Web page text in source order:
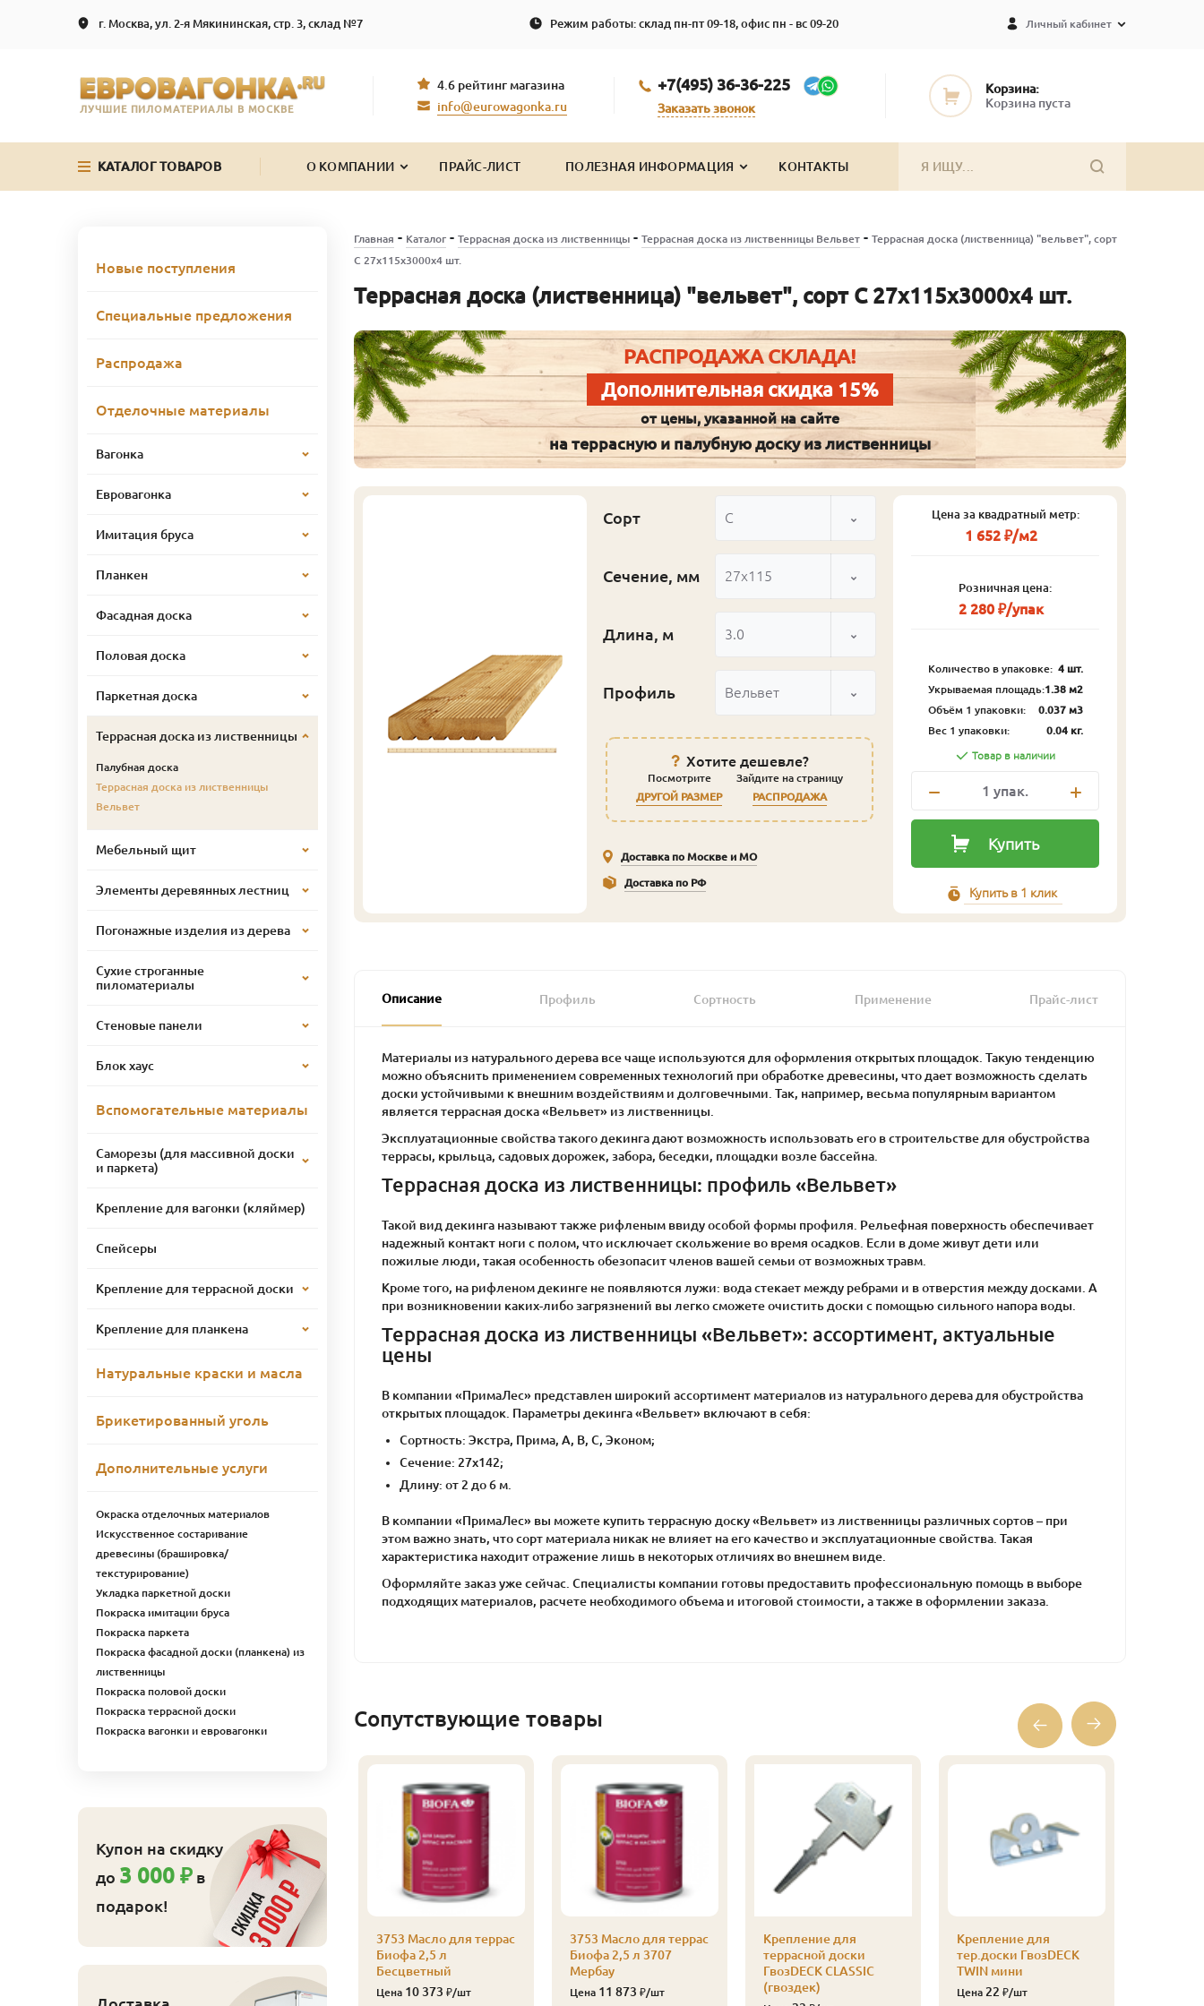
г. Москва, ул. 2-я Мякининская, стр. 3, склад №7 Режим работы: склад пн-пт 09-18, офис пн - вс 09-20 Личный кабинет
ЛУЧШИЕ ПИЛОМАТЕРИАЛЫ В МОСКВЕ
4.6 рейтинг магазина
info@eurowagonka.ru
+7(495) 36-36-225
Заказать звонок
Корзина:
Корзина пуста
КАТАЛОГ ТОВАРОВ О КОМПАНИИ ПРАЙС-ЛИСТ ПОЛЕЗНАЯ ИНФОРМАЦИЯ КОНТАКТЫ
Главная - Каталог- Террасная доска из лиственницы- Террасная доска из лиственницы Вельвет- Террасная доска (лиственница) "вельвет", сорт
С 27х115х3000х4 шт.
Террасная доска (лиственница) "вельвет", сорт С 27х115х3000х4 шт.
РАСПРОДАЖА СКЛАДА!
Дополнительная скидка 15%
от цены, указанной на сайте
на террасную и палубную доску из лиственницы
Сорт С
Сечение, мм 27x115
Длина, м 3.0
Профиль Вельвет
Хотите дешевле?
Посмотрите
ДРУГОЙ РАЗМЕР
Зайдите на страницу
РАСПРОДАЖА
Доставка по Москве и МО
Доставка по РФ
Цена за квадратный метр:
1 652 ₽/м2
Розничная цена:
2 280 ₽/упак
Количество в упаковке: 4 шт.
Укрываемая площадь:1.38 м2
Объём 1 упаковки:
0.037 м3
Вес 1 упаковки:
0.04 кг.
Товар в наличии
1 упак.
Купить
Купить в 1 клик
Описание Профиль Сортность Применение Прайс-лист
Материалы из натурального дерева все чаще используются для оформления открытых площадок. Такую тенденцию
можно объяснить применением современных технологий при обработке древесины, что дает возможность сделать
доски устойчивыми к внешним воздействиям и долговечными. Так, например, весьма популярным вариантом
является террасная доска «Вельвет» из лиственницы.
Эксплуатационные свойства такого декинга дают возможность использовать его в строительстве для обустройства
террасы, крыльца, садовых дорожек, забора, беседки, площадки возле бассейна.
Террасная доска из лиственницы: профиль «Вельвет»
Такой вид декинга называют также рифленым ввиду особой формы профиля. Рельефная поверхность обеспечивает
надежный контакт ноги с полом, что исключает скольжение во время осадков. Если в доме живут дети или
пожилые люди, такая особенность обезопасит членов вашей семьи от возможных травм.
Кроме того, на рифленом декинге не появляются лужи: вода стекает между ребрами и в отверстия между досками. А
при возникновении каких-либо загрязнений вы легко сможете очистить доски с помощью сильного напора воды.
Террасная доска из лиственницы «Вельвет»: ассортимент, актуальные
цены
В компании «ПримаЛес» представлен широкий ассортимент материалов из натурального дерева для обустройства
открытых площадок. Параметры декинга «Вельвет» включают в себя:
Сортность: Экстра, Прима, А, В, С, Эконом;
Сечение: 27х142;
Длину: от 2 до 6 м.
В компании «ПримаЛес» вы можете купить террасную доску «Вельвет» из лиственницы различных сортов – при
этом важно знать, что сорт материала никак не влияет на его качество и эксплуатационные свойства. Такая
характеристика находит отражение лишь в некоторых отличиях во внешнем виде.
Оформляйте заказ уже сейчас. Специалисты компании готовы предоставить профессиональную помощь в выборе
подходящих материалов, расчете необходимого объема и итоговой стоимости, а также в оформлении заказа.
Сопутствующие товары
Гвозdeck
Саморез Гвозdeck
3753 Масло для террас
Биофа 2,5 л
Бесцветный
Цена 10 373 ₽/шт
3753 Масло для террас
Биофа 2,5 л 3707
Мербау
Цена 11 873 ₽/шт
Крепление для
террасной доски
ГвозDECK CLASSIC
(гвоздек)
Крепление для
тер.доски ГвозDECK
TWIN мини
Цена 22 ₽/шт
Новые поступления
Специальные предложения
Распродажа
Отделочные материалы
Вагонка
Евровагонка
Имитация бруса
Планкен
Фасадная доска
Половая доска
Паркетная доска
Террасная доска из лиственницы
Палубная доска
Террасная доска из лиственницы
Вельвет
Мебельный щит
Элементы деревянных лестниц
Погонажные изделия из дерева
Сухие строганные
пиломатериалы
Стеновые панели
Блок хаус
Вспомогательные материалы
Саморезы (для массивной доски
и паркета)
Крепление для вагонки (кляймер)
Спейсеры
Крепление для террасной доски
Крепление для планкена
Натуральные краски и масла
Брикетированный уголь
Дополнительные услуги
Окраска отделочных материалов
Искусственное состаривание
древесины (брашировка/
текстурирование)
Укладка паркетной доски
Покраска имитации бруса
Покраска паркета
Покраска фасадной доски (планкена) из
лиственницы
Покраска половой доски
Покраска террасной доски
Покраска вагонки и евровагонки
Купон на скидку
до 3 000 ₽ в
подарок!